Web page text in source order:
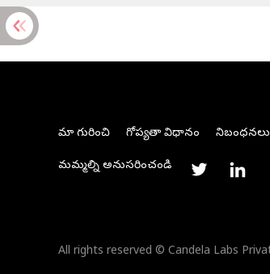
మా గురించి గోప్యతా విధానం
మమ్మల్ని అనుసరించండి
All rights reserved © Candela Labs